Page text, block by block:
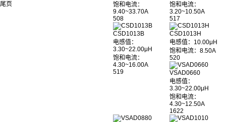
尾页
饱和电流：
9.40~33.70A
508
饱和电流：
3.20~10.50A
517
CSD1013B
电感值：
3.30~22.00μH
饱和电流：
4.30~16.00A
519
CSD1013H
电感值：10.00μH
饱和电流：8.50A
520
VSAD0660
电感值：
3.30~22.00μH
饱和电流：
4.30~12.50A
1622